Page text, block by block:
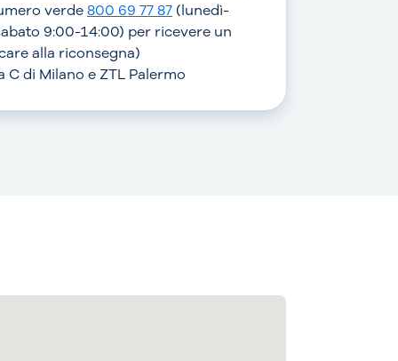
verde800 69 77 87(lunedì-
9:00-14:00) per ricevere un
alla riconsegna)
di Milano e ZTL Palermo